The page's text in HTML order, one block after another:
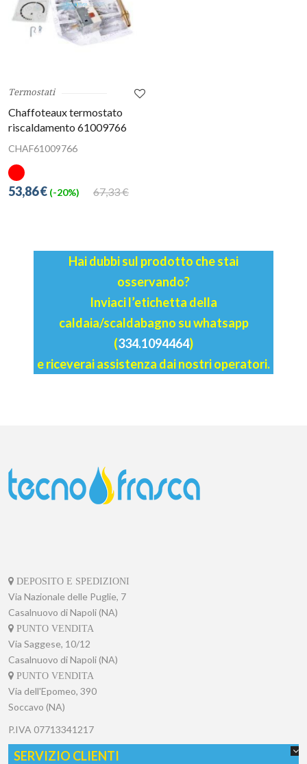
Termostati
Chaffoteaux termostato
riscaldamento 61009766
CHAF61009766
67,33 €
53,86 € (-20%)
Hai dubbi sul prodotto che stai
osservando?
Inviaci l’etichetta della
caldaia/scaldabagno su whatsapp
(334.1094464)
e riceverai assistenza dai nostri operatori.
DEPOSITO E SPEDIZIONI
Via Nazionale delle Puglie, 7
Casalnuovo di Napoli (NA)
PUNTO VENDITA
Via Saggese, 10/12
Casalnuovo di Napoli (NA)
PUNTO VENDITA
Via dell'Epomeo, 390
Soccavo (NA)
P.IVA 07713341217
SERVIZIO CLIENTI